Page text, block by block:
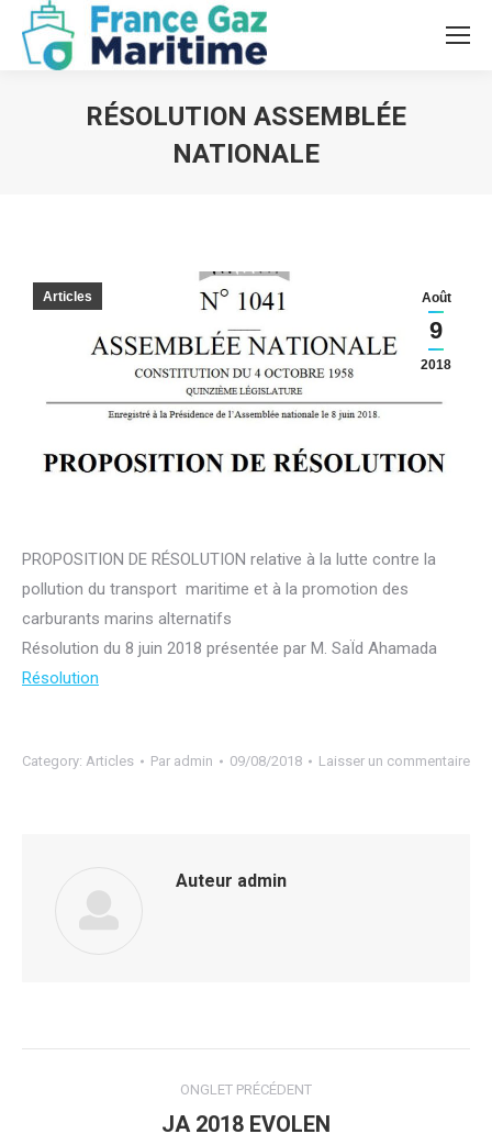
RÉSOLUTION ASSEMBLÉE
NATIONALE
Août
9
2018
Articles
PROPOSITION DE RÉSOLUTION relative à la lutte contre la
pollution du transport maritime et à la promotion des
carburants marins alternatifs
Résolution du 8 juin 2018 présentée par M. SaÏd Ahamada
Résolution
Category: Articles Par admin 09/08/2018 Laisser un commentaire
Auteur admin
ONGLET PRÉCÉDENT
Onglet
JA 2018 EVOLEN